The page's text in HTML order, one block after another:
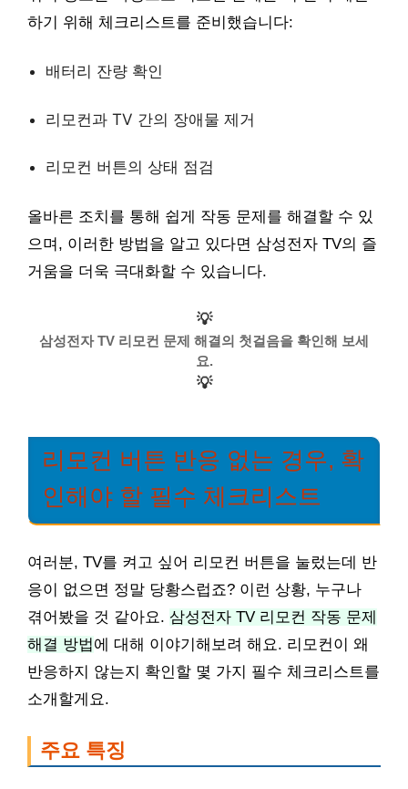
하기 위해 체크리스트를 준비했습니다:
배터리 잔량 확인
리모컨과 TV 간의 장애물 제거
리모컨 버튼의 상태 점검
올바른 조치를 통해 쉽게 작동 문제를 해결할 수 있
으며, 이러한 방법을 알고 있다면 삼성전자 TV의 즐
거움을 더욱 극대화할 수 있습니다.
💡
삼성전자 TV 리모컨 문제 해결의 첫걸음을 확인해 보세
요.
💡
리모컨 버튼 반응 없는 경우, 확
인해야 할 필수 체크리스트
여러분, TV를 켜고 싶어 리모컨 버튼을 눌렀는데 반
응이 없으면 정말 당황스럽죠? 이런 상황, 누구나
겪어봤을 것 같아요. 삼성전자 TV 리모컨 작동 문제
해결 방법에 대해 이야기해보려 해요. 리모컨이 왜
반응하지 않는지 확인할 몇 가지 필수 체크리스트를
소개할게요.
주요 특징